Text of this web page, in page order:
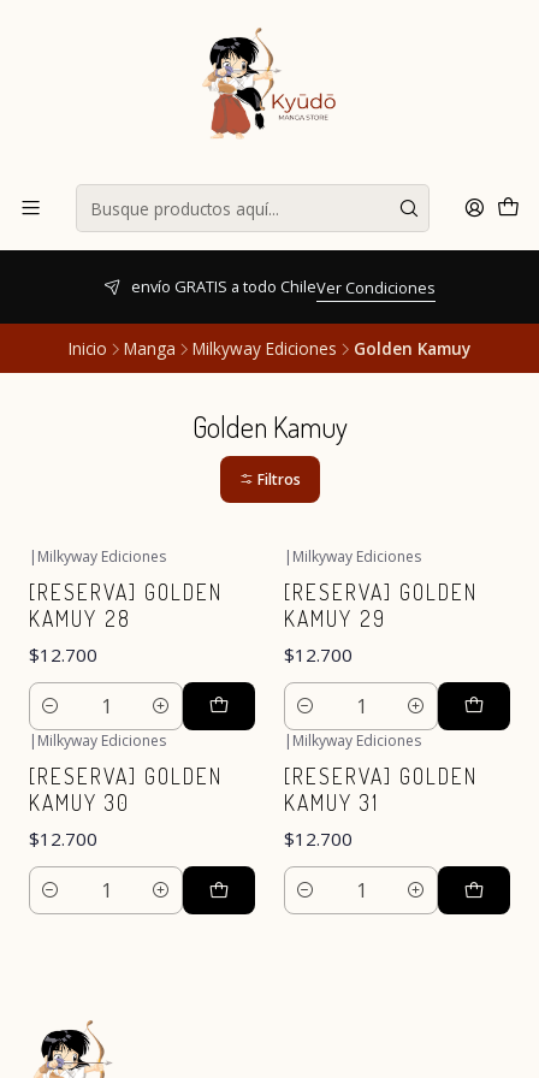
envío GRATIS a todo ChileVer Condiciones
Inicio Manga Milkyway Ediciones Golden Kamuy
Golden Kamuy
Filtros
| Milkyway Ediciones
[RESERVA] GOLDEN
KAMUY 28
$12.700
Cantidad
| Milkyway Ediciones
[RESERVA] GOLDEN
KAMUY 29
$12.700
Cantidad
| Milkyway Ediciones
[RESERVA] GOLDEN
KAMUY 30
$12.700
Cantidad
| Milkyway Ediciones
[RESERVA] GOLDEN
KAMUY 31
$12.700
Cantidad